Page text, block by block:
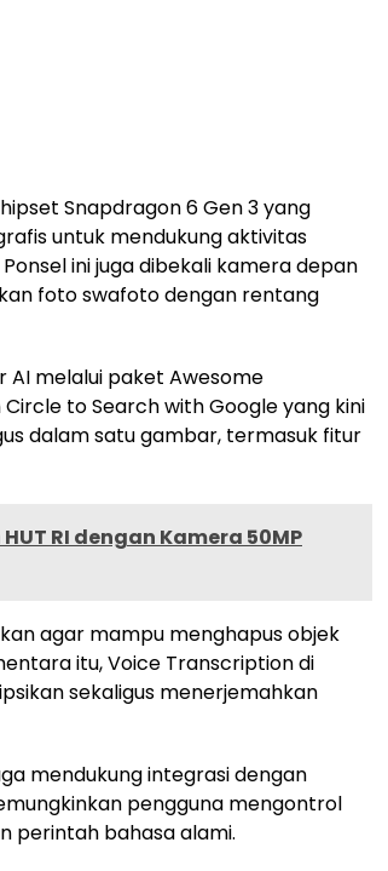
Snapdragon 6 Gen 3 yang
untuk mendukung aktivitas
ini juga dibekali kamera depan
foto swafoto dengan rentang
melalui paket Awesome
to Search with Google yang kini
dalam satu gambar, termasuk fitur
RI dengan Kamera 50MP
agar mampu menghapus objek
itu, Voice Transcription di
sekaligus menerjemahkan
mendukung integrasi dengan
pengguna mengontrol
perintah bahasa alami.